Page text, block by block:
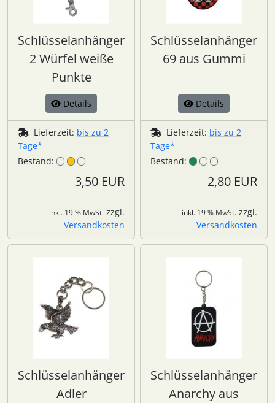
Schlüsselanhänger
2 Würfel weiße
Punkte
Details
Lieferzeit: bis zu 2
Tage*
Bestand:
3,50 EUR
inkl. 19 % MwSt. zzgl.
Versandkosten
Schlüsselanhänger
69 aus Gummi
Details
Lieferzeit: bis zu 2
Tage*
Bestand:
2,80 EUR
inkl. 19 % MwSt. zzgl.
Versandkosten
Schlüsselanhänger
Adler
Schlüsselanhänger
Anarchy aus